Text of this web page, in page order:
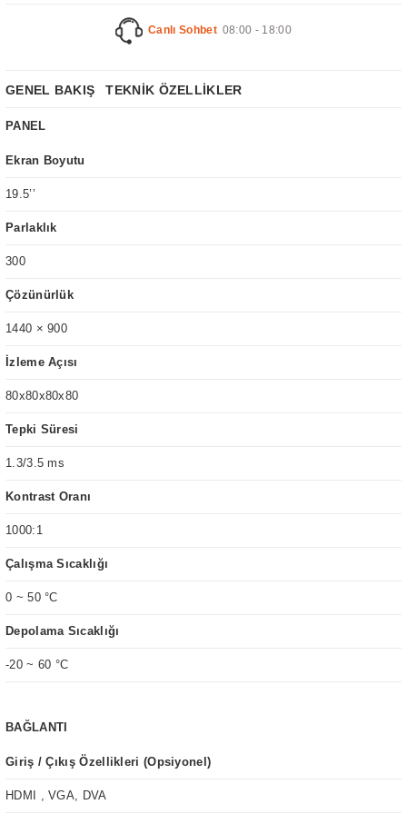
Canlı Sohbet 08:00 - 18:00
GENEL BAKIŞ TEKNİK ÖZELLİKLER
PANEL
Ekran Boyutu
19.5’’
Parlaklık
300
Çözünürlük
1440 × 900
İzleme Açısı
80x80x80x80
Tepki Süresi
1.3/3.5 ms
Kontrast Oranı
1000:1
Çalışma Sıcaklığı
0 ~ 50 °C
Depolama Sıcaklığı
-20 ~ 60 °C
BAĞLANTI
Giriş / Çıkış Özellikleri (Opsiyonel)
HDMI , VGA, DVA